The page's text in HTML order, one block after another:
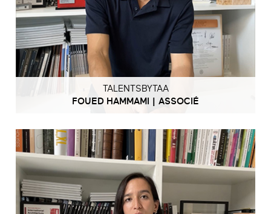
TALENTSBYTAA
FOUED HAMMAMI | ASSOCIÉ